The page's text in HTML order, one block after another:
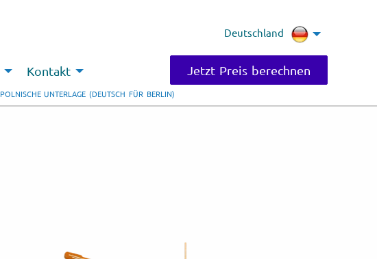
Deutschland
Jetzt Preis berechnen
Kontakt
POLNISCHE UNTERLAGE (DEUTSCH FÜR BERLIN)